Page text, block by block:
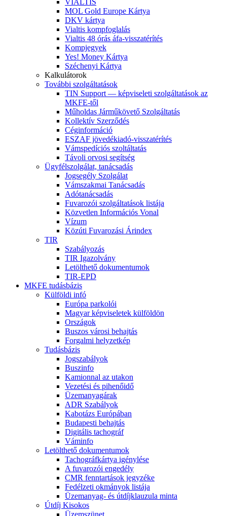
VIALTIS
MOL Gold Europe Kártya
DKV kártya
Vialtis kompfoglalás
Vialtis 48 órás áfa-visszatérítés
Kompjegyek
Yes! Money Kártya
Széchenyi Kártya
Kalkulátorok
További szolgáltatások
TIN Support — képviseleti szolgáltatások az
MKFE-től
Műholdas Járműkövető Szolgáltatás
Kollektív Szerződés
Céginformáció
ESZAF jövedékiadó-visszatérítés
Vámspedíciós szoltáltatás
Távoli orvosi segítség
Ügyfélszolgálat, tanácsadás
Jogsegély Szolgálat
Vámszakmai Tanácsadás
Adótanácsadás
Fuvarozói szolgáltatások listája
Közvetlen Információs Vonal
Vízum
Közúti Fuvarozási Árindex
TIR
Szabályozás
TIR Igazolvány
Letölthető dokumentumok
TIR-EPD
MKFE tudásbázis
Külföldi infó
Európa parkolói
Magyar képviseletek külföldön
Országok
Buszos városi behajtás
Forgalmi helyzetkép
Tudásbázis
Jogszabályok
Buszinfo
Kamionnal az utakon
Vezetési és pihenőidő
Üzemanyagárak
ADR Szabályok
Kabotázs Európában
Budapesti behajtás
Digitális tachográf
Váminfo
Letölthető dokumentumok
Tachográfkártya igénylése
A fuvarozói engedély
CMR fenntartások jegyzéke
Fedélzeti okmányok listája
Üzemanyag- és útdíjklauzula minta
Útdíj Kisokos